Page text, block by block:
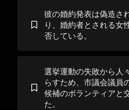
彼の婚約発表は偽造さ
り、婚約者とされる女
否している。
選挙運動の失敗から人
らすため、市議会議員
候補のボランティアと
た。